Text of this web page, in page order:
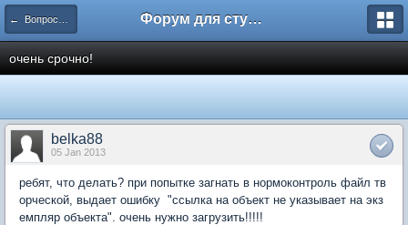
← Вопросы и ответы Форум для студента СГА
очень срочно!
belka88
05 Jan 2013
ребят, что делать? при попытке загнать в нормоконтроль файл тв
орческой, выдает ошибку "ссылка на объект не указывает на экз
емпляр объекта". очень нужно загрузить!!!!!